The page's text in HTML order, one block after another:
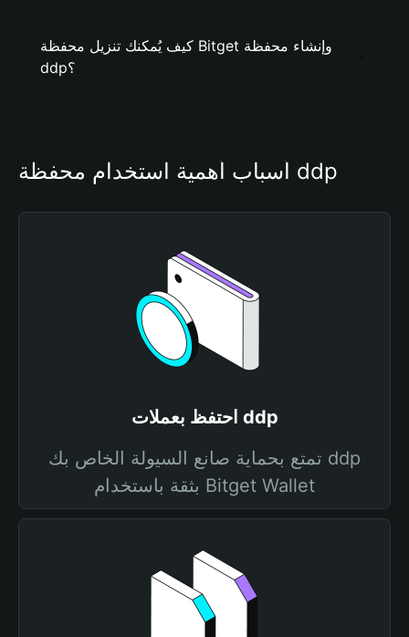
كيف يُمكنك تنزيل محفظة Bitget وإنشاء محفظة
ddp؟
أسباب أهمية استخدام محفظة ddp
احتفظ بعملات ddp
تمتع بحماية صانع السيولة الخاص بك ddp
بثقة باستخدام Bitget Wallet